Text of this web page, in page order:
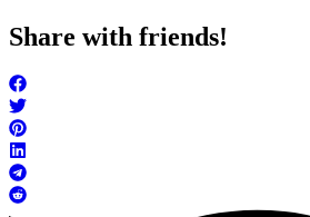
Share with friends!